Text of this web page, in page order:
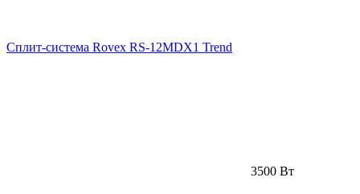
Сплит-система Rovex RS-12MDX1 Trend
3500 Вт